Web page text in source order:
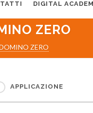
DIGITAL
ZERO
ZERO
APPLICAZIONE